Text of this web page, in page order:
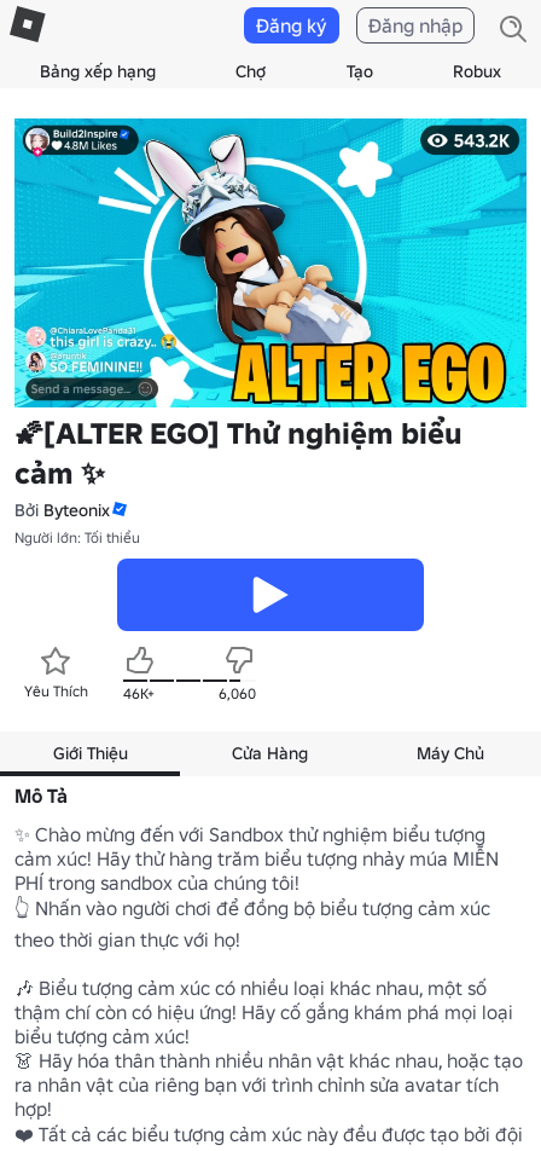
Bảng xếp hạng Chợ Tạo Robux
Đăng ký Đăng nhập
🌠[ALTER EGO] Thử nghiệm biểu
cảm ✨
Bởi Byteonix
Người lớn: Tối thiểu
Yêu Thích 46K+ 6,060
Giới Thiệu Cửa Hàng Máy Chủ
Mô Tả
✨ Chào mừng đến với Sandbox thử nghiệm biểu tượng
cảm xúc! Hãy thử hàng trăm biểu tượng nhảy múa MIỄN
PHÍ trong sandbox của chúng tôi!
👆 Nhấn vào người chơi để đồng bộ biểu tượng cảm xúc
theo thời gian thực với họ!
🎶 Biểu tượng cảm xúc có nhiều loại khác nhau, một số
thậm chí còn có hiệu ứng! Hãy cố gắng khám phá mọi loại
biểu tượng cảm xúc!
👗 Hãy hóa thân thành nhiều nhân vật khác nhau, hoặc tạo
ra nhân vật của riêng bạn với trình chỉnh sửa avatar tích
hợp!
❤️ Tất cả các biểu tượng cảm xúc này đều được tạo bởi đội